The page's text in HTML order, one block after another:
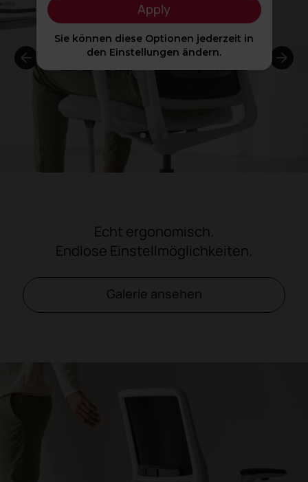
Echt ergonomisch.
Endlose Einstellmöglichkeiten.
Galerie ansehen
Apply
Sie können diese Optionen jederzeit in
den Einstellungen ändern.